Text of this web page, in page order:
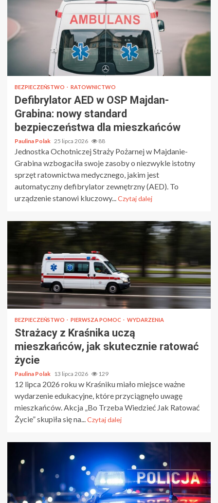
BEZPIECZEŃSTWO RATOWNICTWO
Defibrylator AED w OSP Majdan-
Grabina: nowy standard
bezpieczeństwa dla mieszkańców
Paulina Polak 25 lipca 2026 88
Jednostka Ochotniczej Straży Pożarnej w Majdanie-
Grabina wzbogaciła swoje zasoby o niezwykle istotny
sprzęt ratownictwa medycznego, jakim jest
automatyczny defibrylator zewnętrzny (AED). To
urządzenie stanowi kluczowy...Czytaj dalej
BEZPIECZEŃSTWO PIERWSZA POMOC WYDARZENIA
Strażacy z Kraśnika uczą
mieszkańców, jak skutecznie ratować
życie
Paulina Polak 13 lipca 2026 129
12 lipca 2026 roku w Kraśniku miało miejsce ważne
wydarzenie edukacyjne, które przyciągnęło uwagę
mieszkańców. Akcja „Bo Trzeba Wiedzieć Jak Ratować
Życie” skupiła się na...Czytaj dalej